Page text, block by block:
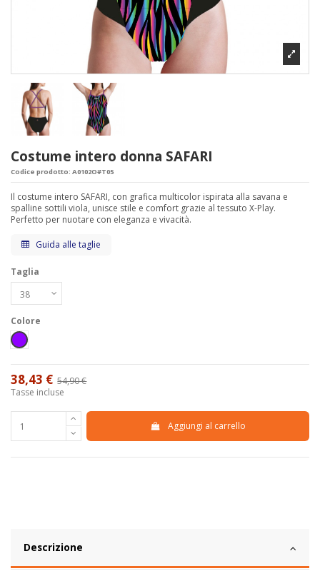
Costume intero donna SAFARI
Codice prodotto: A0102O#T05
Il costume intero SAFARI, con grafica multicolor ispirata alla savana e
spalline sottili viola, unisce stile e comfort grazie al tessuto X-Play.
Perfetto per nuotare con eleganza e vivacità.
Guida alle taglie
Taglia
Colore
Viola
38,43 € 54,90 €
Tasse incluse
Aggiungi al carrello
Descrizione